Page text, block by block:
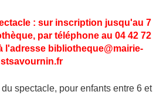
: sur inscription jusqu'au 7
par téléphone au 04 42 72
l'adresse bibliotheque@mairie-
stsavournin.fr
spectacle, pour enfants entre 6 et